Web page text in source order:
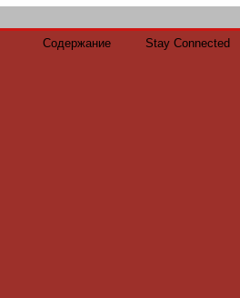
Содержание Stay Connected